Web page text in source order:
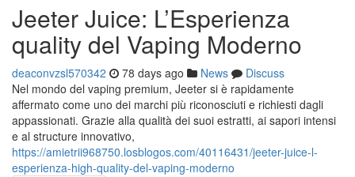
Jeeter Juice: L’Esperienza
quality del Vaping Moderno
deaconvzsl570342 78 days ago News
Discuss
Nel mondo del vaping premium, Jeeter si è rapidamente
affermato come uno dei marchi più riconosciuti e richiesti dagli
appassionati. Grazie alla qualità dei suoi estratti, ai sapori intensi
e al structure innovativo,
https://amietrii968750.losblogos.com/40116431/jeeter-juice-l-
esperienza-high-quality-del-vaping-moderno